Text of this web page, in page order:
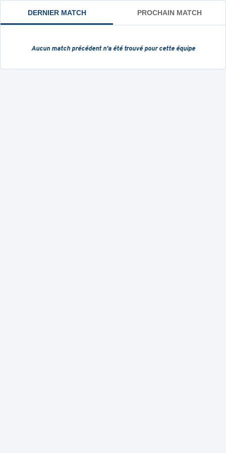
DERNIER MATCH PROCHAIN MATCH
Aucun match précédent n'a été trouvé pour cette équipe